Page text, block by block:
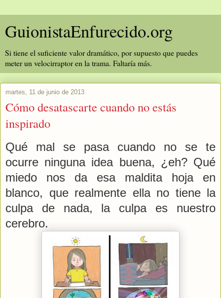
GuionistaEnfurecido.org
Si tiene el suficiente valor dramático, por supuesto que puedes
meter un velocirraptor en la trama. Faltaría más.
martes, 11 de junio de 2013
Cómo desatascarte cuando no estás
inspirado
Qué mal se pasa cuando no se te
ocurre ninguna idea buena, ¿eh? Qué
miedo nos da esa maldita hoja en
blanco, que realmente ella no tiene la
culpa de nada, la culpa es nuestro
cerebro.